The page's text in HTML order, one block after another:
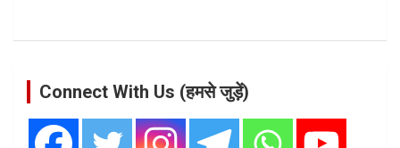
Connect With Us (हमसे जुड़ें)